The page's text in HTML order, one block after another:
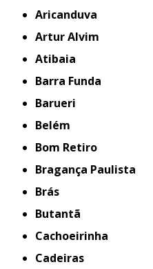
Aricanduva
Artur Alvim
Atibaia
Barra Funda
Barueri
Belém
Bom Retiro
Bragança Paulista
Brás
Butantã
Cachoeirinha
Cadeiras